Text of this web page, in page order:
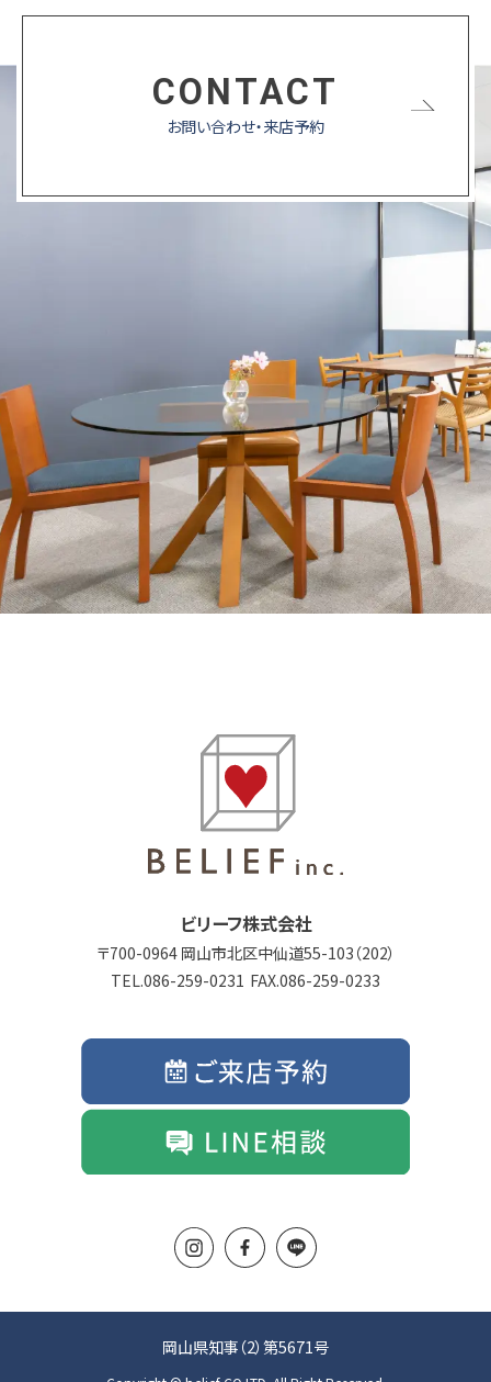
CONTACT
お問い合わせ・来店予約
ビリーフ株式会社
700-0964 岡山市北区中仙道55-103（202）
086-259-0231
086-259-0233
岡山県知事（2）第5671号